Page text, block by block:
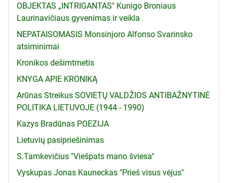
OBJEKTAS „INTRIGANTAS" Kunigo Broniaus
Laurinavičiaus gyvenimas ir veikla
NEPATAISOMASIS Monsinjoro Alfonso Svarinsko
atsiminimai
Kronikos dešimtmetis
KNYGA APIE KRONIKĄ
Arūnas Streikus SOVIETŲ VALDŽIOS ANTIBAŽNYTINĖ
POLITIKA LIETUVOJE (1944 - 1990)
Kazys Bradūnas POEZIJA
Lietuvių pasipriešinimas
S.Tamkevičius "Viešpats mano šviesa"
Vyskupas Jonas Kauneckas "Prieš visus vėjus"